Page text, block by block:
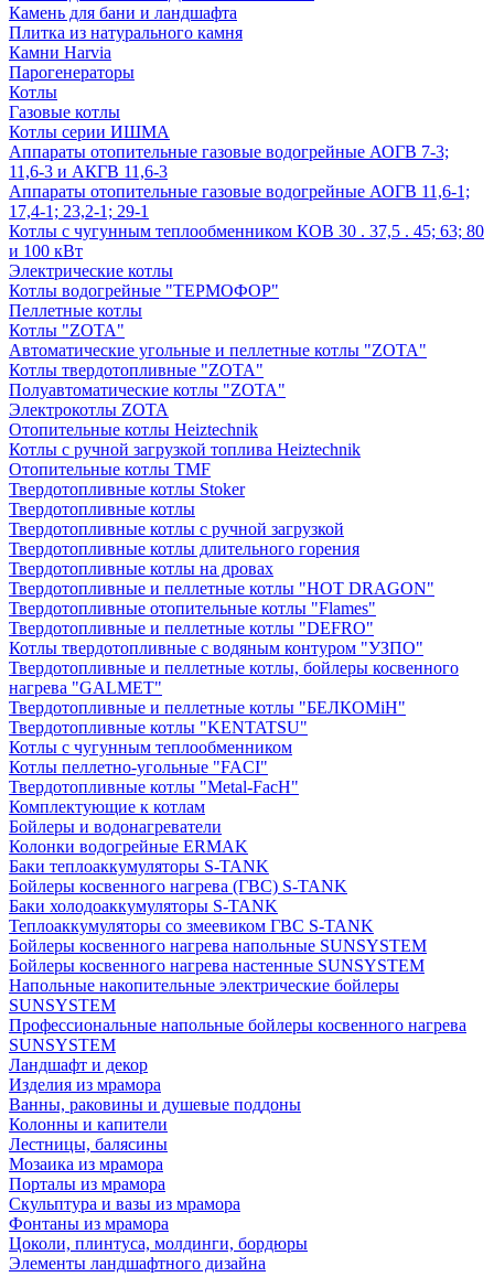
Камень для бани и ландшафта
Плитка из натурального камня
Камни Harvia
Парогенераторы
Котлы
Газовые котлы
Котлы серии ИШМА
Аппараты отопительные газовые водогрейные АОГВ 7-3;
11,6-3 и АКГВ 11,6-3
Аппараты отопительные газовые водогрейные АОГВ 11,6-1;
17,4-1; 23,2-1; 29-1
Котлы с чугунным теплообменником КОВ 30 . 37,5 . 45; 63; 80
и 100 кВт
Электрические котлы
Котлы водогрейные "ТЕРМОФОР"
Пеллетные котлы
Котлы "ZOTA"
Автоматические угольные и пеллетные котлы "ZOTA"
Котлы твердотопливные "ZOTA"
Полуавтоматические котлы "ZOTA"
Электрокотлы ZOTA
Отопительные котлы Heiztechnik
Котлы с ручной загрузкой топлива Heiztechnik
Отопительные котлы TMF
Твердотопливные котлы Stoker
Твердотопливные котлы
Твердотопливные котлы с ручной загрузкой
Твердотопливные котлы длительного горения
Твердотопливные котлы на дровах
Твердотопливные и пеллетные котлы "HOT DRAGON"
Твердотопливные отопительные котлы "Flames"
Твердотопливные и пеллетные котлы "DEFRO"
Котлы твердотопливные с водяным контуром "УЗПО"
Твердотопливные и пеллетные котлы, бойлеры косвенного
нагрева "GALMET"
Твердотопливные и пеллетные котлы "БЕЛКОМiН"
Твердотопливные котлы "KENTATSU"
Котлы с чугунным теплообменником
Котлы пеллетно-угольные "FACI"
Твердотопливные котлы "Metal-FacH"
Комплектующие к котлам
Бойлеры и водонагреватели
Колонки водогрейные ERMAK
Баки теплоаккумуляторы S-TANK
Бойлеры косвенного нагрева (ГВС) S-TANK
Баки холодоаккумуляторы S-TANK
Теплоаккумуляторы со змеевиком ГВС S-TANK
Бойлеры косвенного нагрева напольные SUNSYSTEM
Бойлеры косвенного нагрева настенные SUNSYSTEM
Напольные накопительные электрические бойлеры
SUNSYSTEM
Профессиональные напольные бойлеры косвенного нагрева
SUNSYSTEM
Ландшафт и декор
Изделия из мрамора
Ванны, раковины и душевые поддоны
Колонны и капители
Лестницы, балясины
Мозаика из мрамора
Порталы из мрамора
Скульптура и вазы из мрамора
Фонтаны из мрамора
Цоколи, плинтуса, молдинги, бордюры
Элементы ландшафтного дизайна